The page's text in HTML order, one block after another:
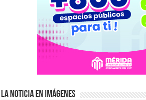
La Noticia en Imágenes